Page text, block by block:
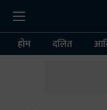
होम दलित